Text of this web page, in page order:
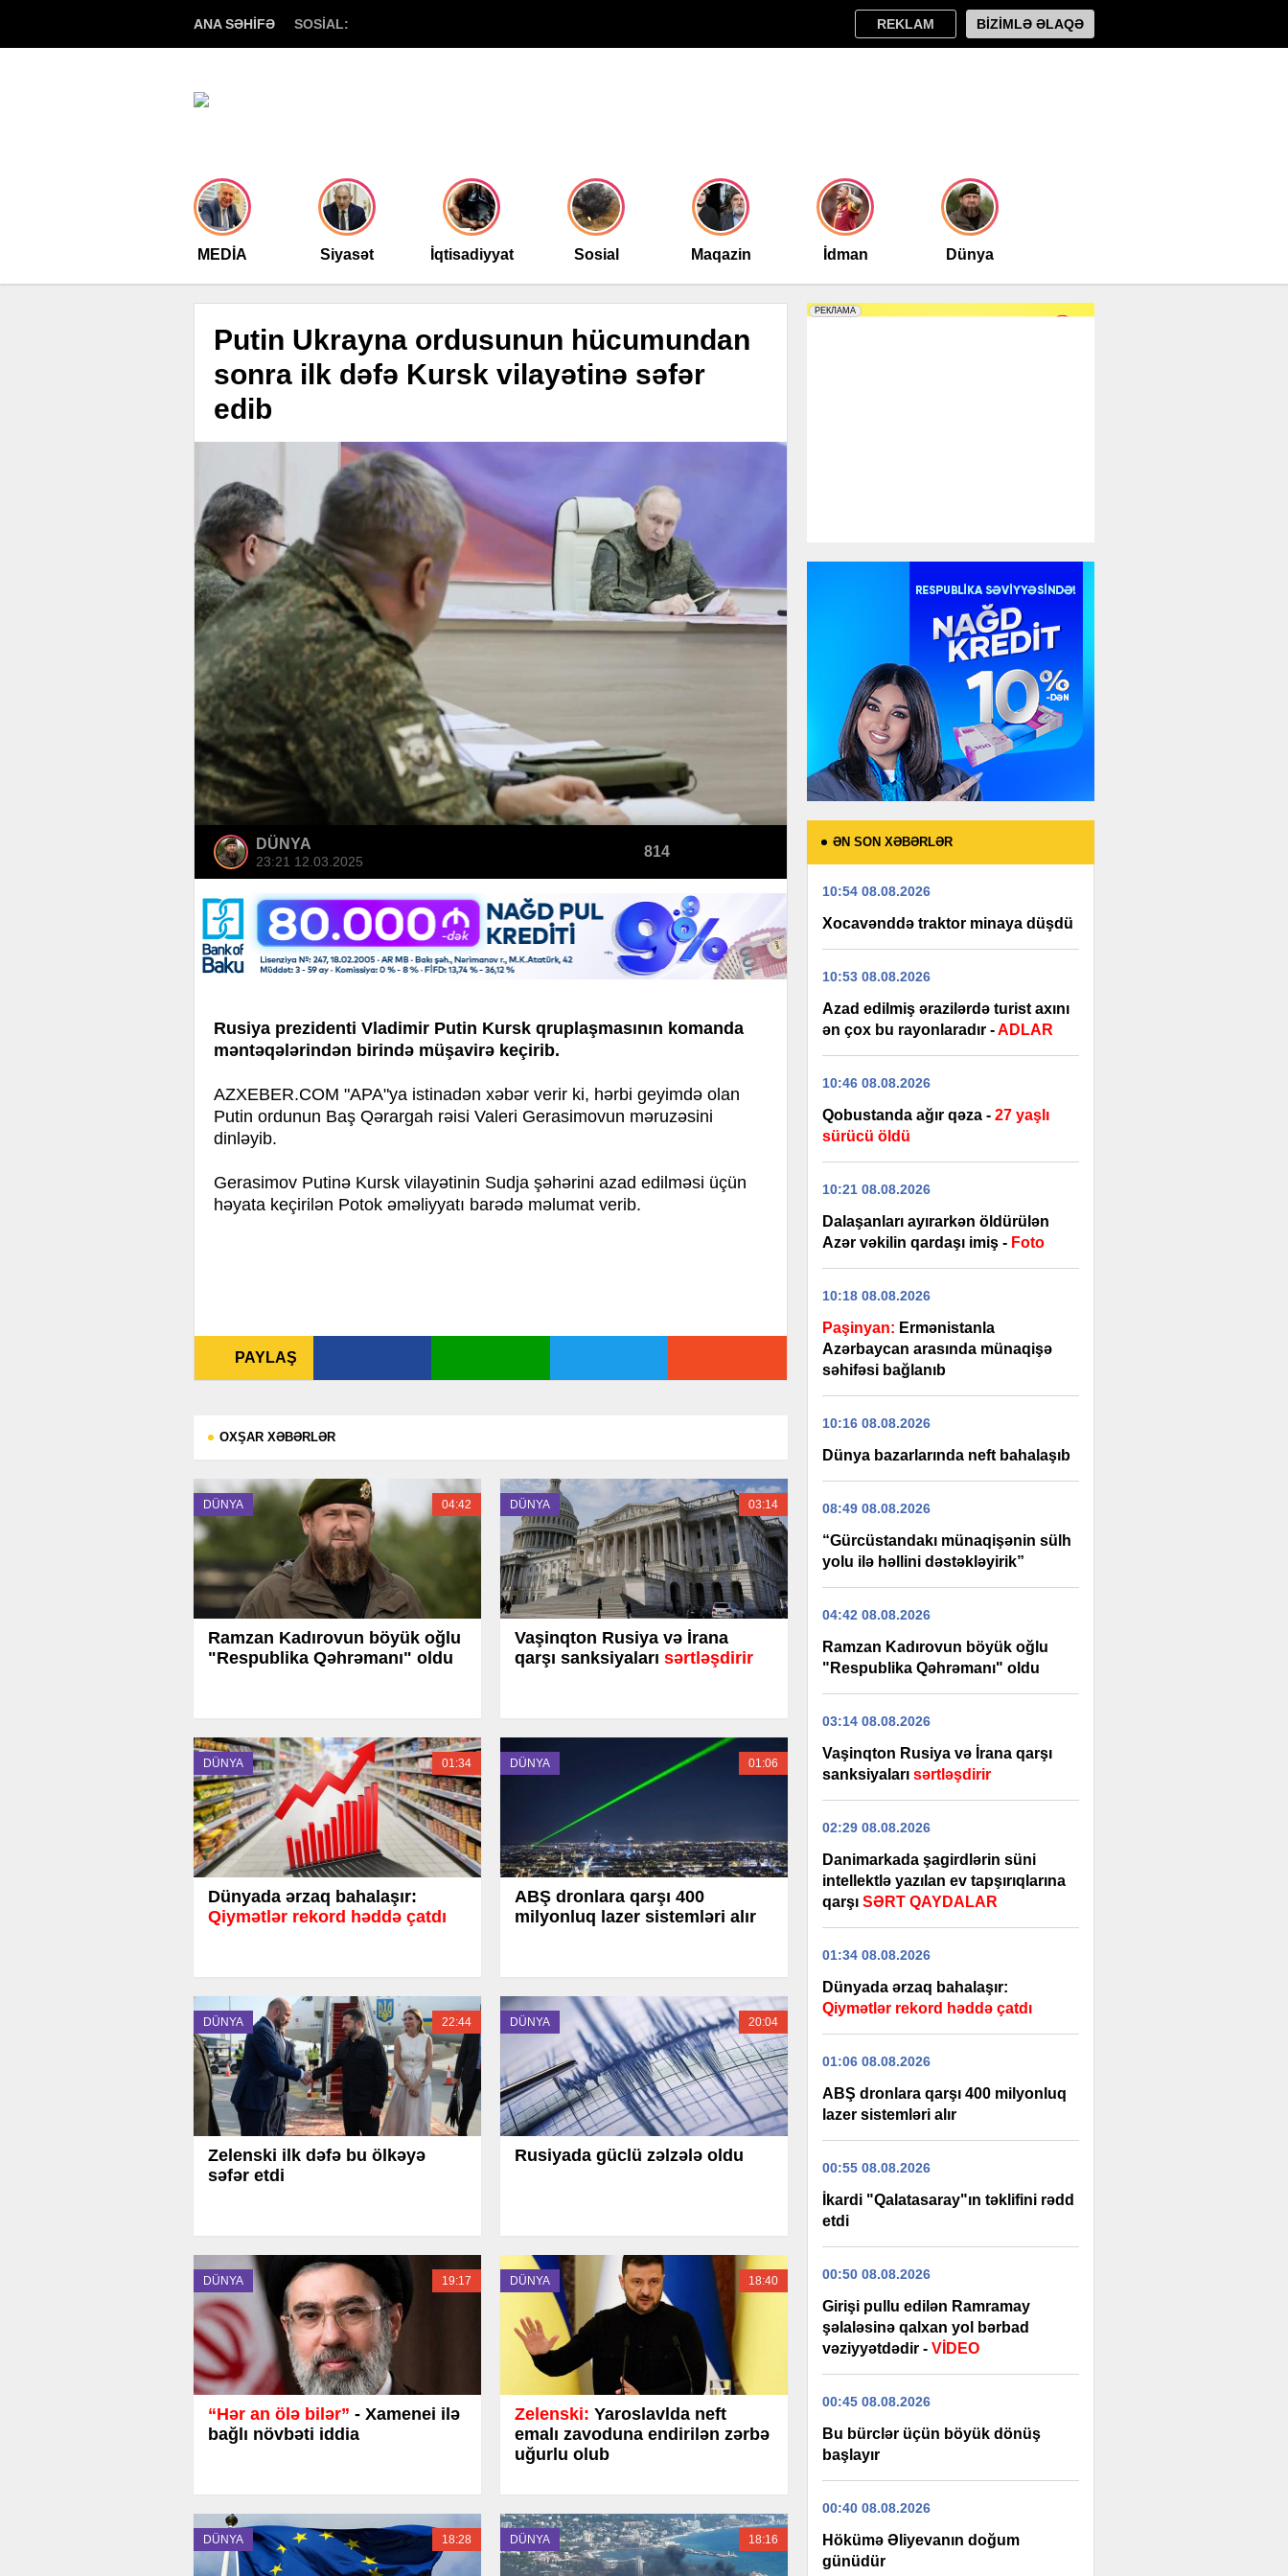
ANA SƏHİFƏ SOSİAL: REKLAM BİZİMLƏ ƏLAQƏ
MEDİA Siyasət İqtisadiyyat Sosial Maqazin İdman Dünya
Putin Ukrayna ordusunun hücumundan
sonra ilk dəfə Kursk vilayətinə səfər
edib
DÜNYA
23:21 12.03.2025
814
Rusiya prezidenti Vladimir Putin Kursk qruplaşmasının komanda
məntəqələrindən birində müşavirə keçirib.
AZXEBER.COM "APA"ya istinadən xəbər verir ki, hərbi geyimdə olan
Putin ordunun Baş Qərargah rəisi Valeri Gerasimovun məruzəsini
dinləyib.
Gerasimov Putinə Kursk vilayətinin Sudja şəhərini azad edilməsi üçün
həyata keçirilən Potok əməliyyatı barədə məlumat verib.
PAYLAŞ
OXŞAR XƏBƏRLƏR
DÜNYA 04:42
Ramzan Kadırovun böyük oğlu
"Respublika Qəhrəmanı" oldu
DÜNYA 03:14
Vaşinqton Rusiya və İrana
qarşı sanksiyaları sərtləşdirir
DÜNYA 01:34
Dünyada ərzaq bahalaşır:
Qiymətlər rekord həddə çatdı
DÜNYA 01:06
ABŞ dronlara qarşı 400
milyonluq lazer sistemləri alır
DÜNYA 22:44
Zelenski ilk dəfə bu ölkəyə
səfər etdi
DÜNYA 20:04
Rusiyada güclü zəlzələ oldu
DÜNYA 19:17
“Hər an ölə bilər” - Xamenei ilə
bağlı növbəti iddia
DÜNYA 18:40
Zelenski: Yaroslavlda neft
emalı zavoduna endirilən zərbə
uğurlu olub
DÜNYA 18:28 DÜNYA 18:16
ƏN SON XƏBƏRLƏR
10:54 08.08.2026
Xocavənddə traktor minaya düşdü
10:53 08.08.2026
Azad edilmiş ərazilərdə turist axını
ən çox bu rayonlaradır -ADLAR
10:46 08.08.2026
Qobustanda ağır qəza - 27 yaşlı
sürücü öldü
10:21 08.08.2026
Dalaşanları ayırarkən öldürülən
Azər vəkilin qardaşı imiş - Foto
10:18 08.08.2026
Paşinyan: Ermənistanla
Azərbaycan arasında münaqişə
səhifəsi bağlanıb
10:16 08.08.2026
Dünya bazarlarında neft bahalaşıb
08:49 08.08.2026
“Gürcüstandakı münaqişənin sülh
yolu ilə həllini dəstəkləyirik”
04:42 08.08.2026
Ramzan Kadırovun böyük oğlu
"Respublika Qəhrəmanı" oldu
03:14 08.08.2026
Vaşinqton Rusiya və İrana qarşı
sanksiyaları sərtləşdirir
02:29 08.08.2026
Danimarkada şagirdlərin süni
intellektlə yazılan ev tapşırıqlarına
qarşı SƏRT QAYDALAR
01:34 08.08.2026
Dünyada ərzaq bahalaşır:
Qiymətlər rekord həddə çatdı
01:06 08.08.2026
ABŞ dronlara qarşı 400 milyonluq
lazer sistemləri alır
00:55 08.08.2026
İkardi "Qalatasaray"ın təklifini rədd
etdi
00:50 08.08.2026
Girişi pullu edilən Ramramay
şəlaləsinə qalxan yol bərbad
vəziyyətdədir - VİDEO
00:45 08.08.2026
Bu bürclər üçün böyük dönüş
başlayır
00:40 08.08.2026
Hökümə Əliyevanın doğum
günüdür